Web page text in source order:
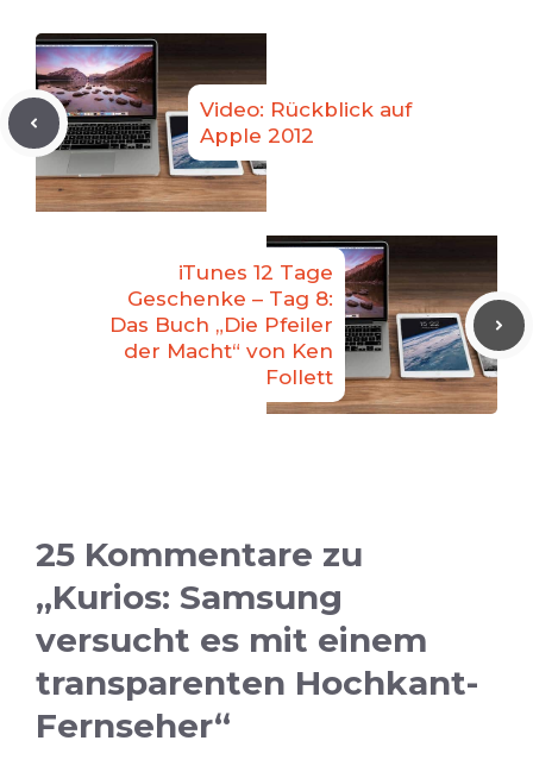
Video: Rückblick auf
Apple 2012
iTunes 12 Tage
Geschenke – Tag 8:
Das Buch „Die Pfeiler
der Macht“ von Ken
Follett
25 Kommentare zu
„Kurios: Samsung
versucht es mit einem
transparenten Hochkant-
Fernseher“